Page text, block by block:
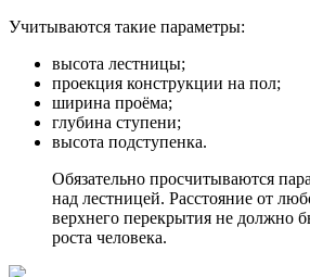
Учитываются такие параметры:
высота лестницы;
проекция конструкции на пол;
ширина проёма;
глубина ступени;
высота подступенка.
Обязательно просчитываются
над лестницей. Расстояние от
верхнего перекрытия не должно
роста человека.